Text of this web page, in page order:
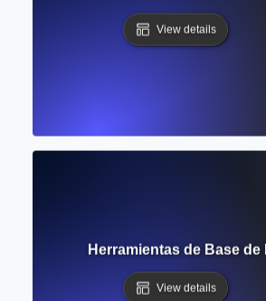
View details
las Herramientas de Base
View details